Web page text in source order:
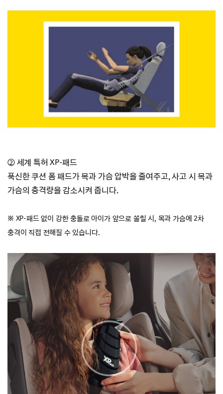
② 세계 특허 XP-패드
푹신한 쿠션 폼 패드가 목과 가슴 압박을 줄여주고,사고 시 목과
가슴의 충격량을 감소시켜 줍니다.
※ XP-패드 없이 강한 충돌로 아이가 앞으로 쏠릴 시, 목과 가슴에 2차
충격이 직접 전해질 수 있습니다.